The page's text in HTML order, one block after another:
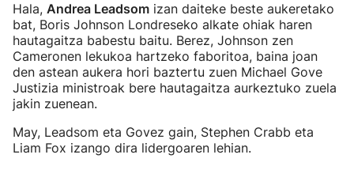
Hala, Andrea Leadsom izan daiteke beste aukeretako
bat, Boris Johnson Londreseko alkate ohiak haren
hautagaitza babestu baitu. Berez, Johnson zen
Cameronen lekukoa hartzeko faboritoa, baina joan
den astean aukera hori baztertu zuen Michael Gove
Justizia ministroak bere hautagaitza aurkeztuko zuela
jakin zuenean.
May, Leadsom eta Govez gain, Stephen Crabb eta
Liam Fox izango dira lidergoaren lehian.